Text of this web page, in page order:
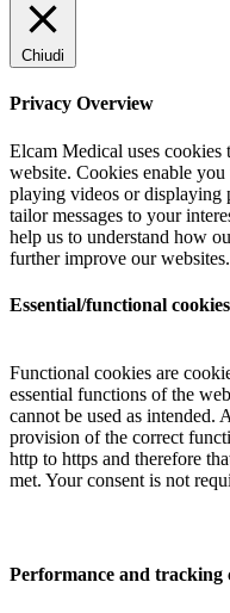
Chiudi
Privacy Overview
Elcam Medical uses
website. Cookies enable
playing videos or displaying
tailor messages to your
help us to understand how
further improve our websites.
Essential/functional cookies
Functional cookies are
essential functions of the
cannot be used as intended.
provision of the correct
http to https and therefore
met. Your consent is not
Performance and tracking